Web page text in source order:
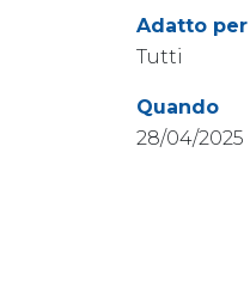
Adatto per
Tutti
Quando
28/04/2025